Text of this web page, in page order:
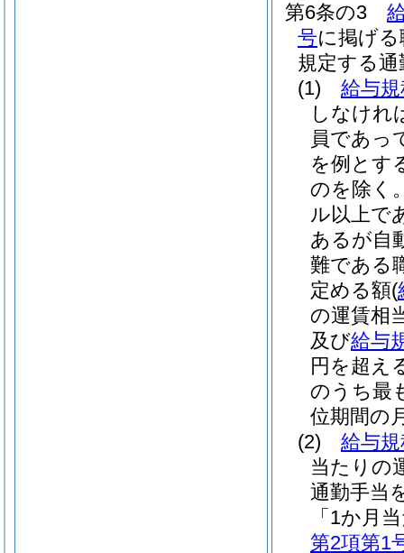
第6条の3
号に掲げ
規定する
(1)
給与
しなけれ
員であっ
を例とす
のを除く
ル以上で
あるが自
難である
定める額(
の運賃相
及び給与
円を超え
のうち最
位期間の
(2)
給与
当たりの
通勤手当
「1か月
第2項第1